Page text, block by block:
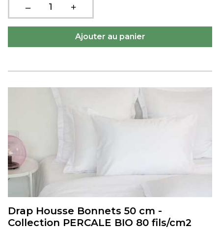
Drap Housse Bonnets 50 cm -
Collection PERCALE BIO 80 fils/cm2